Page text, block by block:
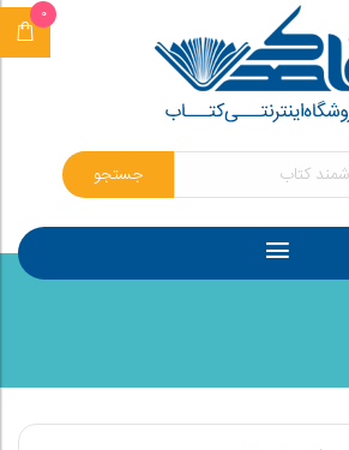
0
جستجو